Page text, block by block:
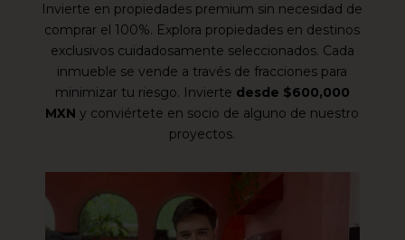
Invierte en propiedades premium sin necesidad de
comprar el 100%. Explora propiedades en destinos
exclusivos cuidadosamente seleccionados. Cada
inmueble se vende a través de fracciones para
minimizar tu riesgo. Invierte desde $600,000
MXN y conviértete en socio de alguno de nuestro
proyectos.